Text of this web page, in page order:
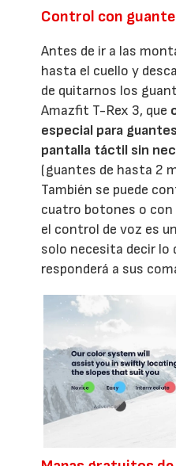
Control con
Antes de ir a las
hasta el cuello y
de quitarnos los
Amazfit T-Rex 3, que
especial para
pantalla táctil sin
(guantes de hasta 2
También se puede
cuatro botones o con
el control de voz es
solo necesita decir lo
responderá a sus